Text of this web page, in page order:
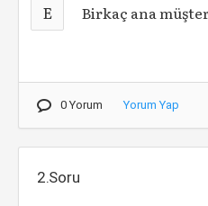
E Birkaç ana
0 Yorum Yorum Yap
2.Soru